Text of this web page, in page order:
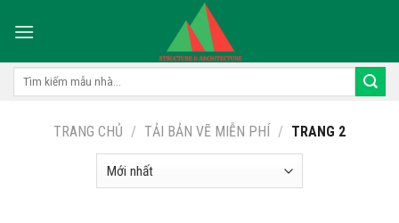
Tìm
TRANG CHỦ / TẢI BẢN VẼ MIỄN PHÍ / TRANG 2